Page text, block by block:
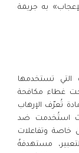
به جريمة
التي تستخدمها
غطاء مكافحة
87 مكرر، وهي مادة تُعرّف الإرهاب
استُخدمت ضد
خاصة وتفاعلات
مستهدفةً